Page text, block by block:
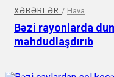
XƏBƏRLƏR / Hava
Bəzi rayonlarda
məhdudlaşdırıb